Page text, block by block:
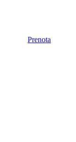
Prenota